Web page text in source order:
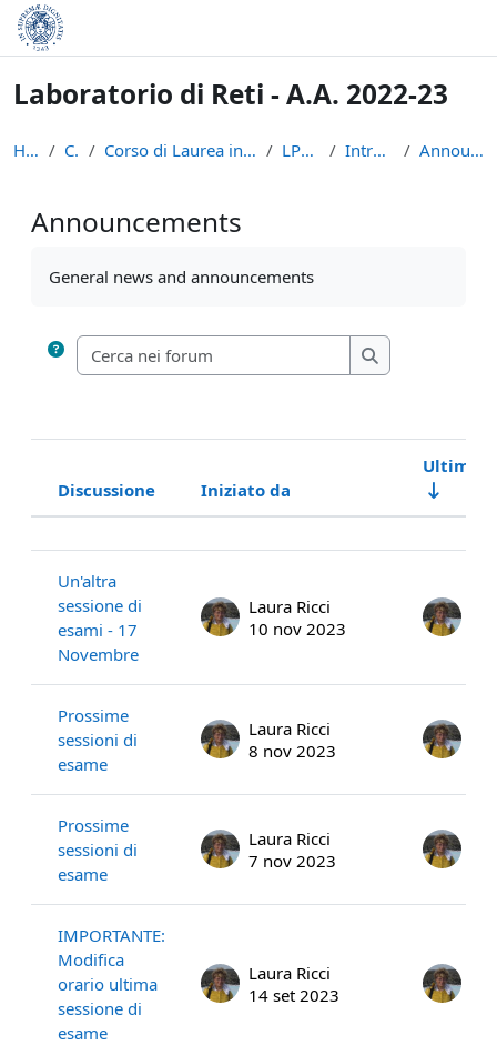
Vai al contenuto principale
Laboratorio di Reti - A.A. 2022-23
Home Corsi Corso di Laurea in Informatica (L-31) LPR-22-23 Introduzione Announcements
Announcements
General news and announcements
Cerca nei forum
Cerca nei forum
Stato
Discussione Iniziato da
Ultimo
Un'altra
sessione di
esami - 17
Novembre
Laura Ricci
10 nov 2023
Prossime
sessioni di
esame
Laura Ricci
8 nov 2023
Prossime
sessioni di
esame
Laura Ricci
7 nov 2023
IMPORTANTE:
Modifica
orario ultima
sessione di
esame
Laura Ricci
14 set 2023